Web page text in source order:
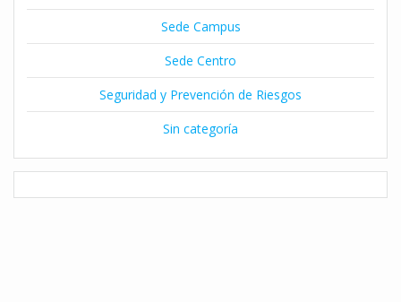
Sede Campus
Sede Centro
Seguridad y Prevención de Riesgos
Sin categoría